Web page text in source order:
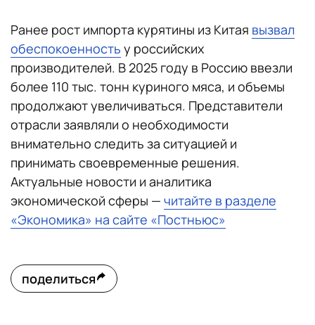
Ранее рост импорта курятины из Китая вызвал
обеспокоенность у российских
производителей. В 2025 году в Россию ввезли
более 110 тыс. тонн куриного мяса, и объемы
продолжают увеличиваться. Представители
отрасли заявляли о необходимости
внимательно следить за ситуацией и
принимать своевременные решения.
Актуальные новости и аналитика
экономической сферы — читайте в разделе
«Экономика» на сайте «Постньюс»
поделиться